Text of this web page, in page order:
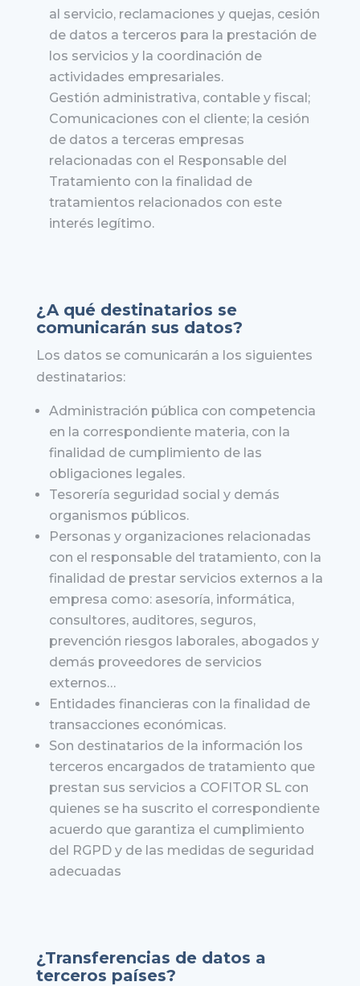
al servicio, reclamaciones y quejas, cesión
de datos a terceros para la prestación de
los servicios y la coordinación de
actividades empresariales.
Gestión administrativa, contable y fiscal;
Comunicaciones con el cliente; la cesión
de datos a terceras empresas
relacionadas con el Responsable del
Tratamiento con la finalidad de
tratamientos relacionados con este
interés legítimo.
¿A qué destinatarios se
comunicarán sus datos?
Los datos se comunicarán a los siguientes
destinatarios:
Administración pública con competencia
en la correspondiente materia, con la
finalidad de cumplimiento de las
obligaciones legales.
Tesorería seguridad social y demás
organismos públicos.
Personas y organizaciones relacionadas
con el responsable del tratamiento, con la
finalidad de prestar servicios externos a la
empresa como: asesoría, informática,
consultores, auditores, seguros,
prevención riesgos laborales, abogados y
demás proveedores de servicios
externos…
Entidades financieras con la finalidad de
transacciones económicas.
Son destinatarios de la información los
terceros encargados de tratamiento que
prestan sus servicios a COFITOR SL con
quienes se ha suscrito el correspondiente
acuerdo que garantiza el cumplimiento
del RGPD y de las medidas de seguridad
adecuadas
¿Transferencias de datos a
terceros países?